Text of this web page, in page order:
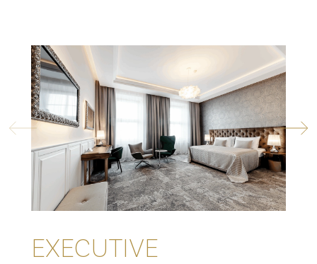
EXECUTIVE